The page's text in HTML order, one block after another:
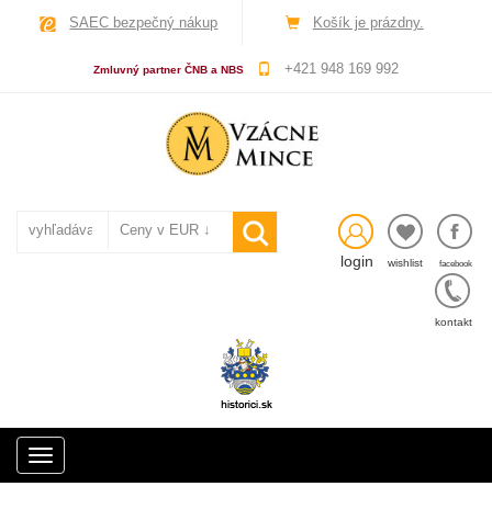
SAEC bezpečný nákup Košík je prázdny.
Zmluvný partner ČNB a NBS +421 948 169 992
login wishlist facebook
kontakt
Toggle
navigation